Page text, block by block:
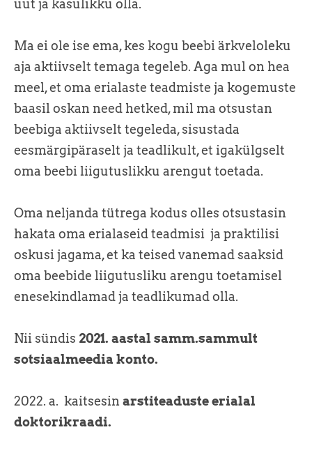
uut ja kasulikku olla.
Ma ei ole ise ema, kes kogu beebi ärkveloleku
aja aktiivselt temaga tegeleb. Aga mul on hea
meel, et oma erialaste teadmiste ja kogemuste
baasil oskan need hetked, mil ma otsustan
beebiga aktiivselt tegeleda, sisustada
eesmärgipäraselt ja teadlikult, et igakülgselt
oma beebi liigutuslikku arengut toetada.
Oma neljanda tütrega kodus olles otsustasin
hakata oma erialaseid teadmisi ja praktilisi
oskusi jagama, et ka teised vanemad saaksid
oma beebide liigutusliku arengu toetamisel
enesekindlamad ja teadlikumad olla.
Nii sündis 2021. aastal samm.sammult
sotsiaalmeedia konto.
2022. a. kaitsesin arstiteaduste erialal
doktorikraadi.